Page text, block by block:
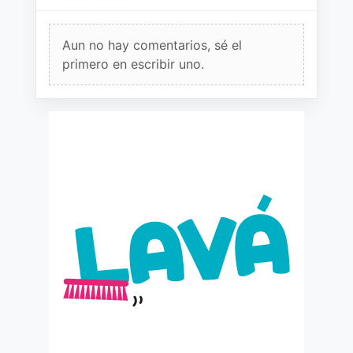
Aun no hay comentarios, sé el
primero en escribir uno.